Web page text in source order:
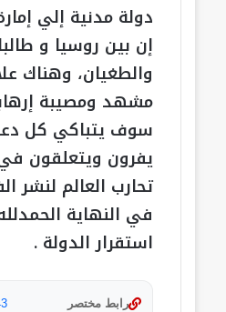
دولة مدنية إلي
إن بين روسيا و
والطغيان، وهناك
مشهد ومصيبة
سوف يتباكي كل
يفرون ويتعلقون في
تحارب العالم لنشر
في النهاية
استقرار الدولة .
رابط مختصر